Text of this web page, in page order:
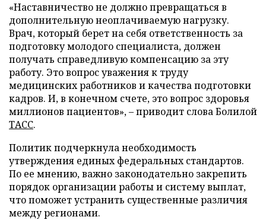
«Наставничество не должно превращаться в
дополнительную неоплачиваемую нагрузку.
Врач, который берет на себя ответственность за
подготовку молодого специалиста, должен
получать справедливую компенсацию за эту
работу. Это вопрос уважения к труду
медицинских работников и качества подготовки
кадров. И, в конечном счете, это вопрос здоровья
миллионов пациентов», – приводит слова Болилой
ТАСС.
Политик подчеркнула необходимость
утверждения единых федеральных стандартов.
По ее мнению, важно законодательно закрепить
порядок организации работы и систему выплат,
что поможет устранить существенные различия
между регионами.